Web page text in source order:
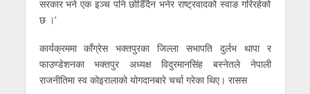
सरकार भने एक इञ्च पनि छोडिँदैन भनेर राष्ट्रवादको स्वाङ गरिरहेको
छ ।’
कार्यक्रममा काँग्रेस भक्तपुरका जिल्ला सभापति दुर्लभ थापा र
फाउण्डेशनका भक्तपुर अध्यक्ष विदुरमानसिंह बस्नेतले नेपाली
राजनीतिमा स्व कोइरालाको योगदानबारे चर्चा गरेका थिए। रासस